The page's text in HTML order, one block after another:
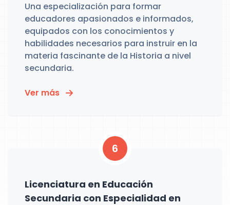
Una especialización para formar
educadores apasionados e informados,
equipados con los conocimientos y
habilidades necesarios para instruir en la
materia fascinante de la Historia a nivel
secundaria.
Ver más
6
Licenciatura en Educación
Secundaria con Especialidad en